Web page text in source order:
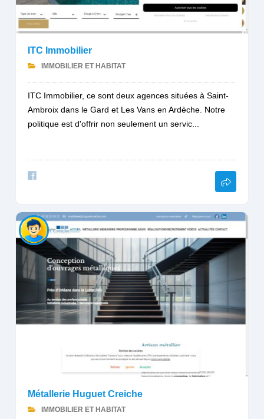
ITC Immobilier
IMMOBILIER ET HABITAT
ITC Immobilier, ce sont deux agences situées à Saint-
Ambroix dans le Gard et Les Vans en Ardèche. Notre
politique est d'offrir non seulement un servic...
Métallerie Huguet Creiche
IMMOBILIER ET HABITAT